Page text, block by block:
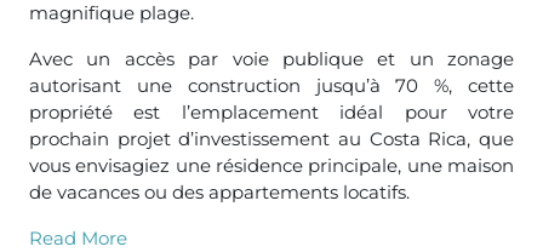
magnifique plage.
Avec un accès par voie publique et un zonage
autorisant une construction jusqu’à 70 %, cette
propriété est l’emplacement idéal pour votre
prochain projet d’investissement au Costa Rica, que
vous envisagiez une résidence principale, une maison
de vacances ou des appartements locatifs.
Read More